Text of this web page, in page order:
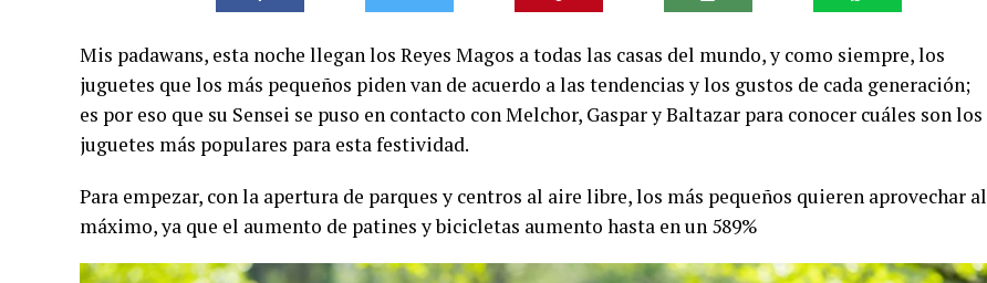
Mis padawans, esta noche llegan los Reyes Magos a todas las casas del mundo, y como siempre, los
juguetes que los más pequeños piden van de acuerdo a las tendencias y los gustos de cada generación;
es por eso que su Sensei se puso en contacto con Melchor, Gaspar y Baltazar para conocer cuáles son los
juguetes más populares para esta festividad.
Para empezar, con la apertura de parques y centros al aire libre, los más pequeños quieren aprovechar al
máximo, ya que el aumento de patines y bicicletas aumento hasta en un 589%